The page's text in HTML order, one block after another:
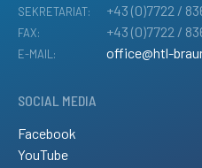
SEKRETARIAT: +43 (0)7722 /
FAX: +43 (0)7722 /
E-MAIL: office@htl-
SOCIAL MEDIA
Facebook
YouTube